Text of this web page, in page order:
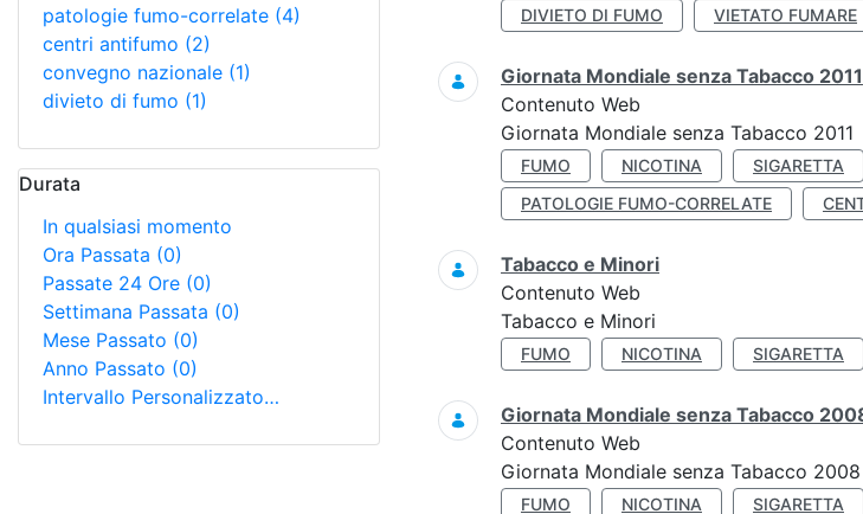
patologie fumo-correlate (4)
centri antifumo (2)
convegno nazionale (1)
divieto di fumo (1)
Durata
In qualsiasi momento
Ora Passata (0)
Passate 24 Ore (0)
Settimana Passata (0)
Mese Passato (0)
Anno Passato (0)
Intervallo Personalizzato…
DIVIETO DI FUMO
VIETATO FUMARE
Giornata Mondiale senza Tabacco 2011
Contenuto Web
Giornata Mondiale senza Tabacco 2011
FUMO NICOTINA SIGARETTA
PATOLOGIE FUMO-CORRELATE
Tabacco e Minori
Contenuto Web
Tabacco e Minori
FUMO NICOTINA SIGARETTA
Giornata Mondiale senza Tabacco
Contenuto Web
Giornata Mondiale senza Tabacco 2008
FUMO NICOTINA SIGARETTA